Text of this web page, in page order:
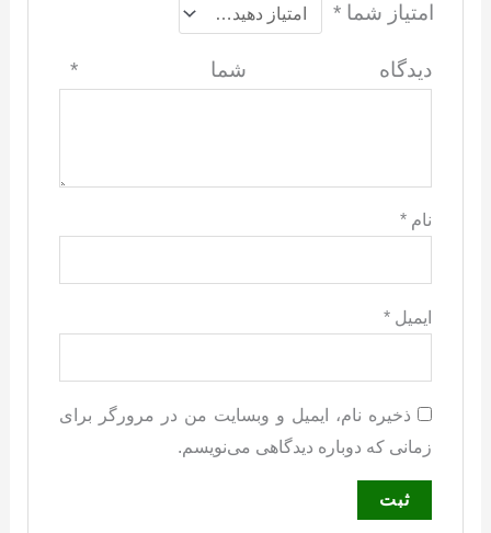
امتیاز شما*
دیدگاه شما*
نام*
ایمیل*
ذخیره نام، ایمیل و وبسایت من در مرورگر برای
زمانی که دوباره دیدگاهی می‌نویسم.